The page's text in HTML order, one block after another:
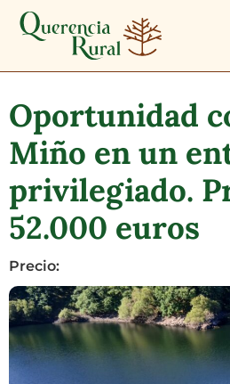
Oportunidad
Miño en un
privilegiado.
52.000 euros
Precio: